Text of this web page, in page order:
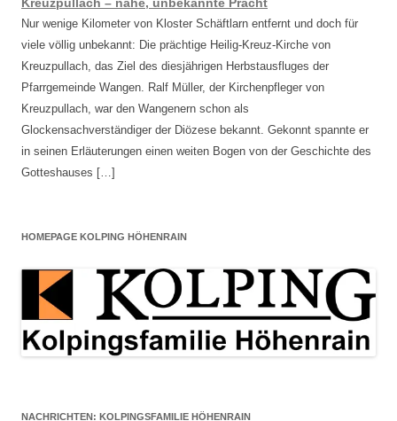
Nur wenige Kilometer von Kloster Schäftlarn entfernt und doch für
viele völlig unbekannt: Die prächtige Heilig-Kreuz-Kirche von
Kreuzpullach, das Ziel des diesjährigen Herbstausfluges der
Pfarrgemeinde Wangen. Ralf Müller, der Kirchenpfleger von
Kreuzpullach, war den Wangenern schon als
Glockensachverständiger der Diözese bekannt. Gekonnt spannte er
in seinen Erläuterungen einen weiten Bogen von der Geschichte des
Gotteshauses […]
HOMEPAGE KOLPING HÖHENRAIN
NACHRICHTEN: KOLPINGSFAMILIE HÖHENRAIN